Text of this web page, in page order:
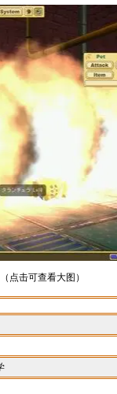
（点击可查看大图）